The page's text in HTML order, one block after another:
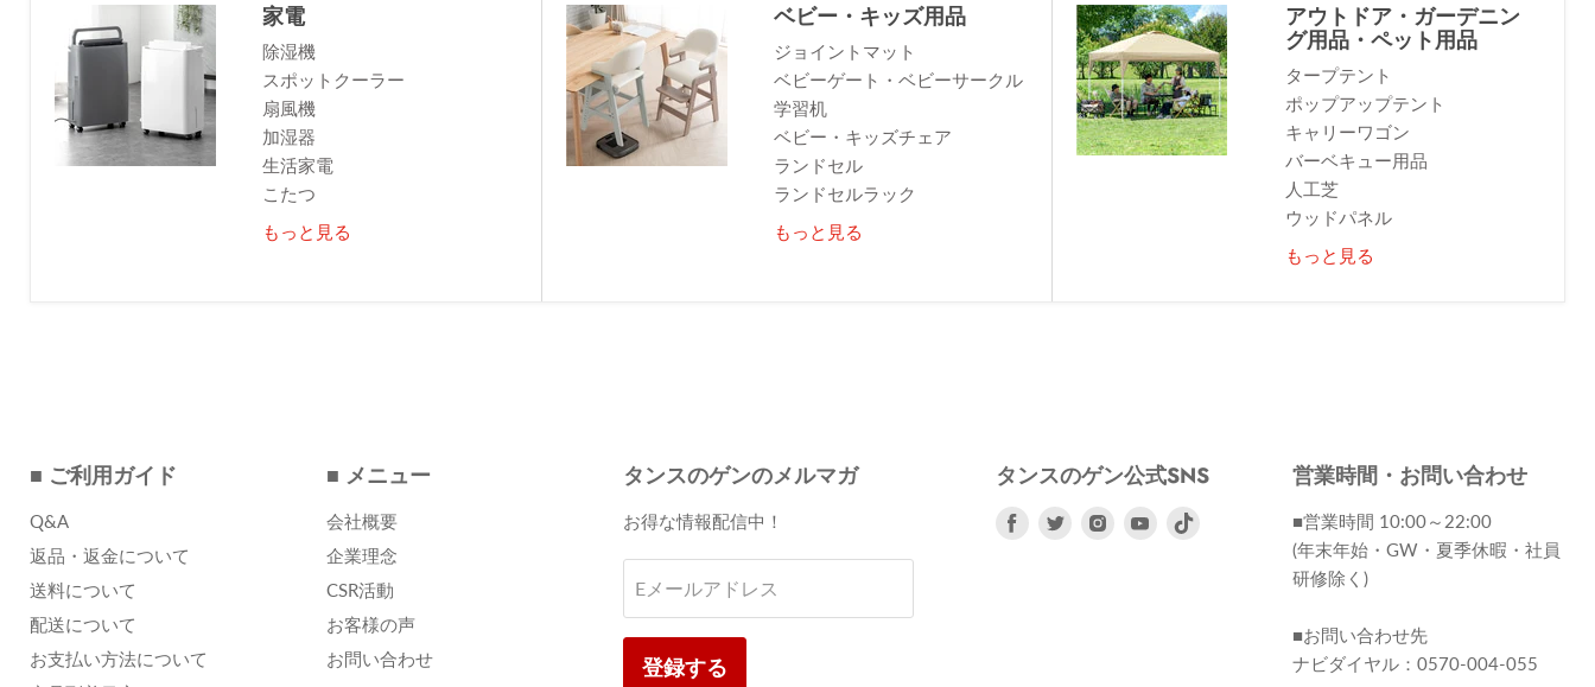
家電
除湿機
スポットクーラー
扇風機
加湿器
生活家電
こたつ
もっと見る
ベビー・キッズ用品
ジョイントマット
ベビーゲート・ベビーサークル
学習机
ベビー・キッズチェア
ランドセル
ランドセルラック
もっと見る
アウトドア・ガーデニン
グ用品・ペット用品
タープテント
ポップアップテント
キャリーワゴン
バーベキュー用品
人工芝
ウッドパネル
もっと見る
■ ご利用ガイド
Q&A
返品・返金について
送料について
配送について
お支払い方法について
■ メニュー
会社概要
企業理念
CSR活動
お客様の声
お問い合わせ
タンスのゲンのメルマガ
お得な情報配信中！
Eメールアドレス
登録する
タンスのゲン公式SNS
Facebook
Twitter InstagramYoutube
営業時間・お問い合わせ
■営業時間 10:00～22:00
(年末年始・GW・夏季休暇・社員
研修除く)
■お問い合わせ先
ナビダイヤル：0570-004-055